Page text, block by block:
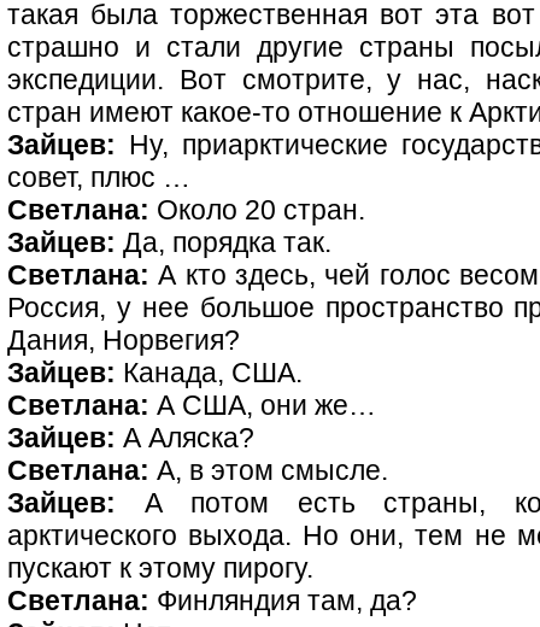
такая была торжественная вот эта
страшно и стали другие страны
экспедиции. Вот смотрите, у нас,
стран имеют какое-то отношение к
Зайцев: Ну, приарктические
совет, плюс …
Светлана: Около 20 стран.
Зайцев: Да, порядка так.
Светлана: А кто здесь, чей голос
Россия, у нее большое пространство
Дания, Норвегия?
Зайцев: Канада, США.
Светлана: А США, они же…
Зайцев: А Аляска?
Светлана: А, в этом смысле.
Зайцев: А потом есть страны,
арктического выхода. Но они, тем не
пускают к этому пирогу.
Светлана: Финляндия там, да?